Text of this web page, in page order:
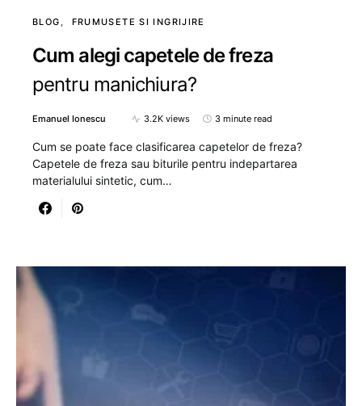
BLOG FRUMUSETE SI INGRIJIRE
Cum alegi capetele de freza
pentru manichiura?
Emanuel Ionescu 3.2K views 3 minute read
Cum se poate face clasificarea capetelor de freza?
Capetele de freza sau biturile pentru indepartarea
materialului sintetic, cum…